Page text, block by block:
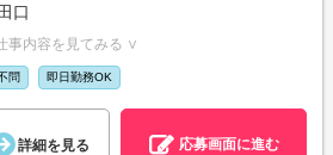
口
事内容を見てみる ∨
問 即日勤務OK
詳細を見る 応募画面に進む